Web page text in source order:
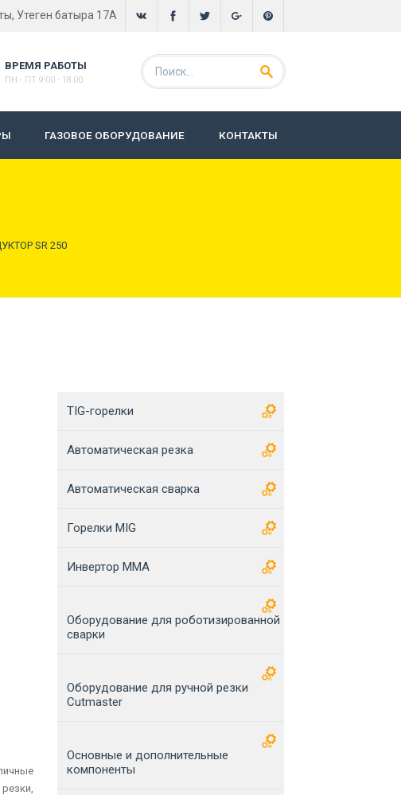
Утеген батыра 17А
ВРЕМЯ РАБОТЫ
ПН - ПТ 9:00 - 18:00
ГАЗОВОЕ ОБОРУДОВАНИЕ КОНТАКТЫ
SR 250
TIG-горелки
Автоматическая резка
Автоматическая сварка
Горелки MIG
Инвертор MMA
Оборудование для роботизированной
сварки
Оборудование для ручной резки
Cutmaster
Основные и дополнительные
компоненты